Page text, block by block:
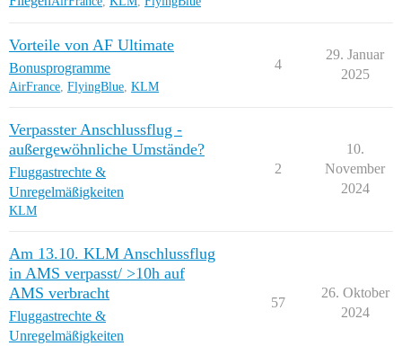
Vorteile von AF Ultimate
Bonusprogramme
AirFrance, FlyingBlue, KLM
4
29. Januar
2025
Verpasster Anschlussflug -
außergewöhnliche Umstände?
Fluggastrechte &
Unregelmäßigkeiten
KLM
2
10.
November
2024
Am 13.10. KLM Anschlussflug
in AMS verpasst/ >10h auf
AMS verbracht
Fluggastrechte &
Unregelmäßigkeiten
57
26. Oktober
2024